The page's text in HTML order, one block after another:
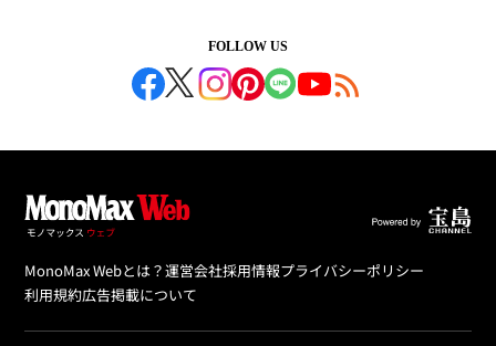
FOLLOW US
MonoMax Webとは？運営会社採用情報プライバシーポリシー
利用規約広告掲載について